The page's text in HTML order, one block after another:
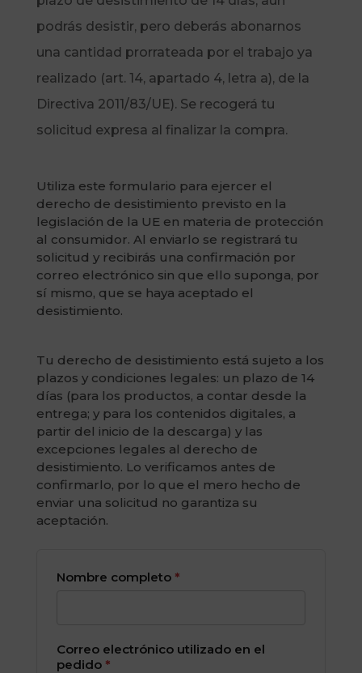
podrás desistir, pero deberás abonarnos
una cantidad prorrateada por el trabajo ya
realizado (art. 14, apartado 4, letra a), de la
Directiva 2011/83/UE). Se recogerá tu
solicitud expresa al finalizar la compra.
Utiliza este formulario para ejercer el
derecho de desistimiento previsto en la
legislación de la UE en materia de protección
al consumidor. Al enviarlo se registrará tu
solicitud y recibirás una confirmación por
correo electrónico sin que ello suponga, por
sí mismo, que se haya aceptado el
desistimiento.
Tu derecho de desistimiento está sujeto a los
plazos y condiciones legales: un plazo de 14
días (para los productos, a contar desde la
entrega; y para los contenidos digitales, a
partir del inicio de la descarga) y las
excepciones legales al derecho de
desistimiento. Lo verificamos antes de
confirmarlo, por lo que el mero hecho de
enviar una solicitud no garantiza su
aceptación.
Nombre completo *
Correo electrónico utilizado en el
pedido *